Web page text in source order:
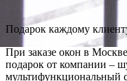
Подарок каждому
При заказе окон в
подарок от компании –
мультифункциональный